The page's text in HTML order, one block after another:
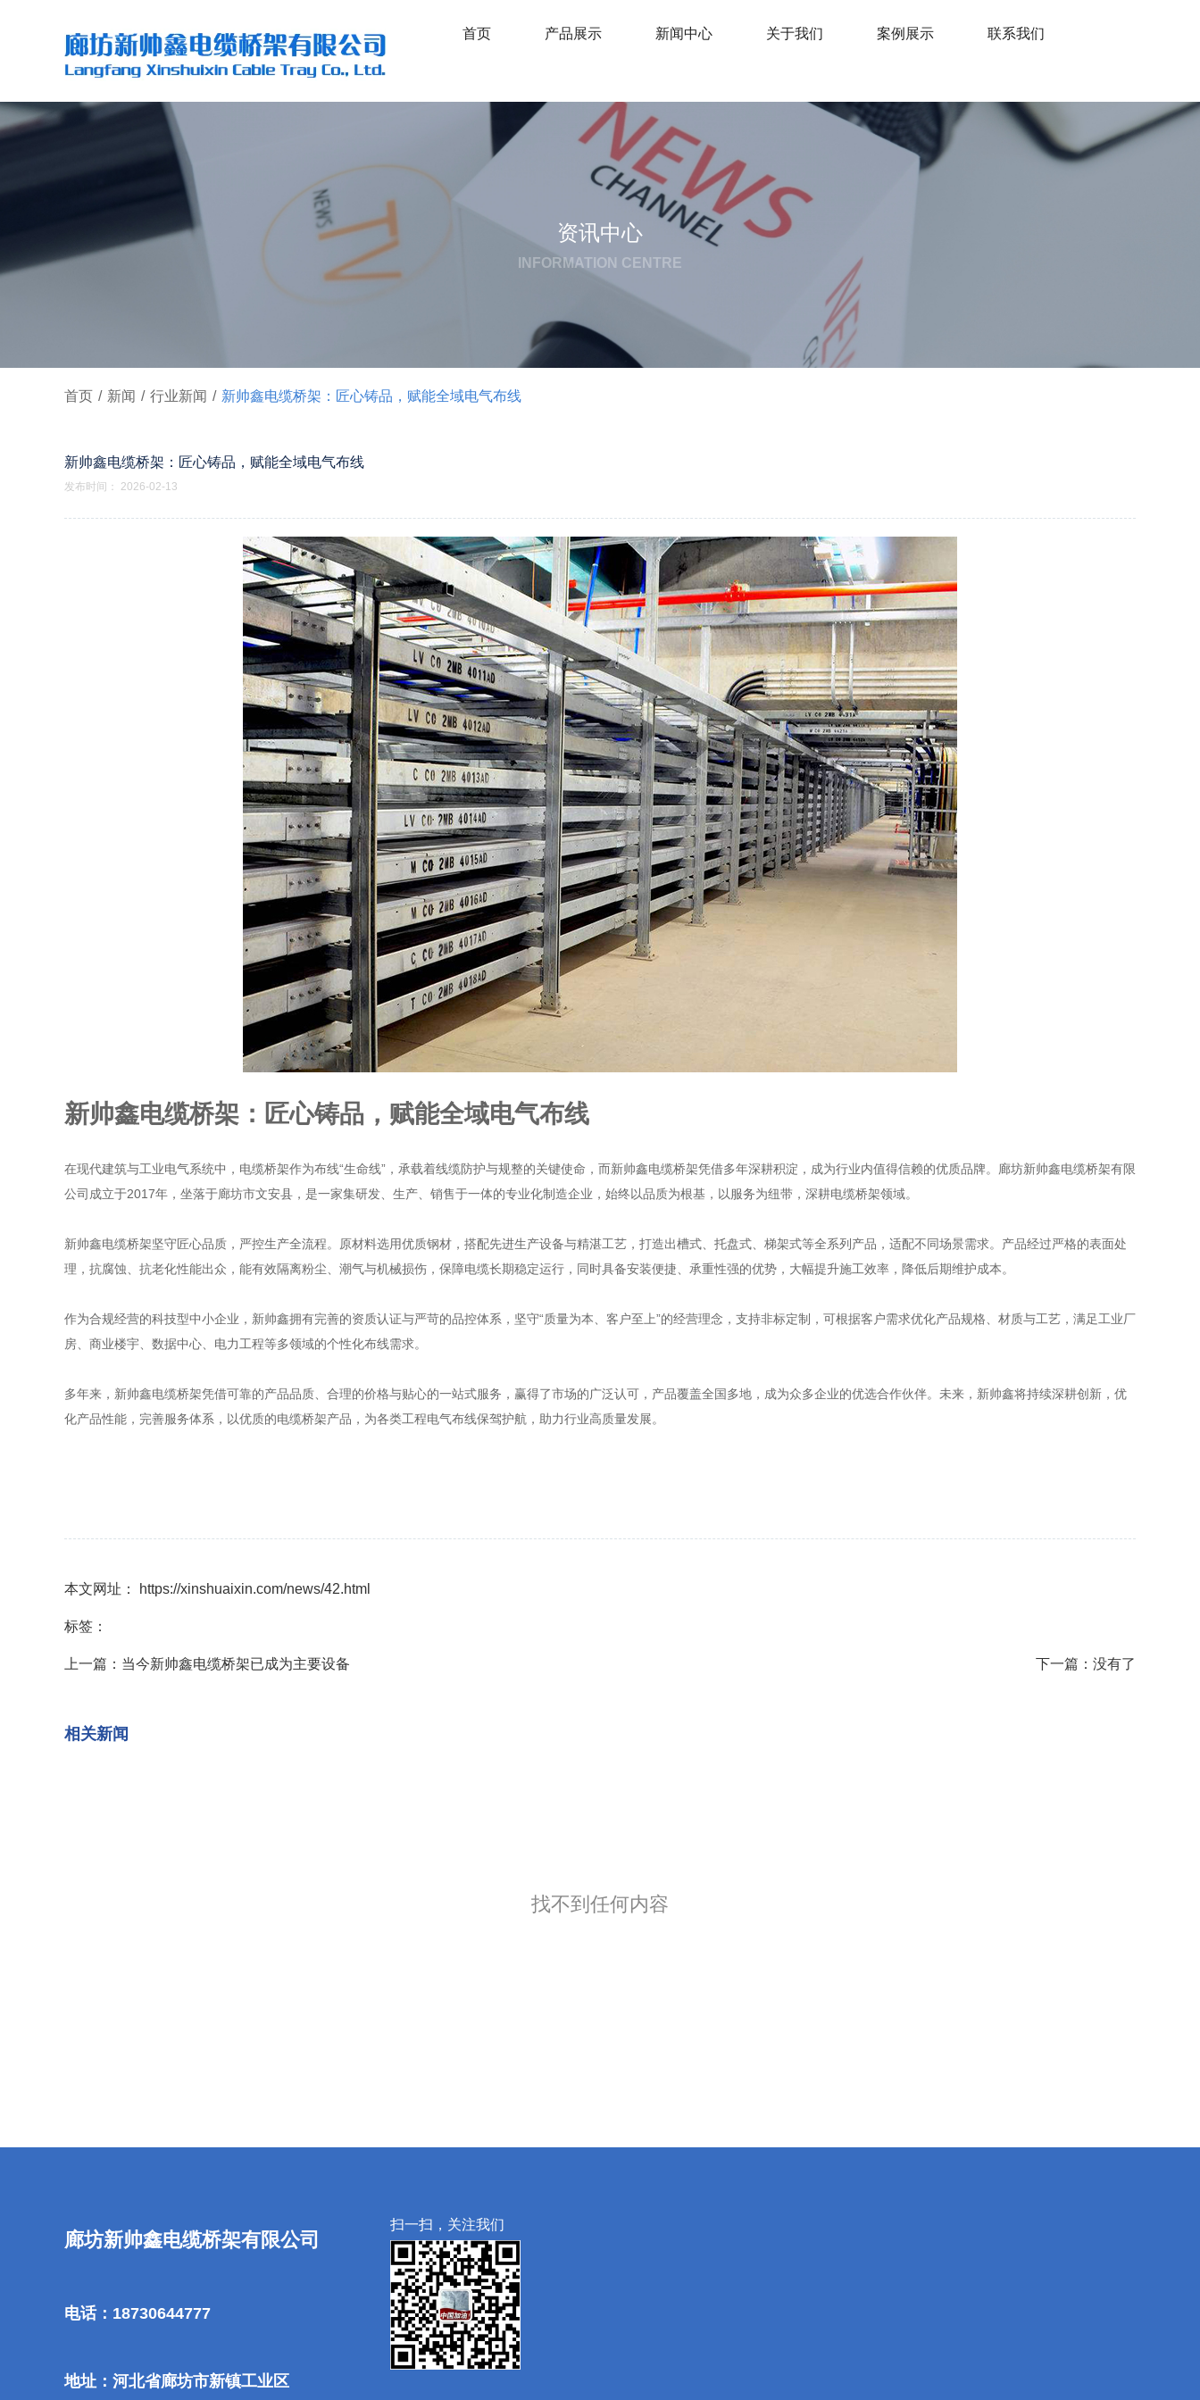
首页 产品展示 新闻中心 关于我们 案例展示 联系我们
资讯中心
INFORMATION CENTRE
首页 / 新闻 / 行业新闻 / 新帅鑫电缆桥架：匠心铸品，赋能全域电气布线
新帅鑫电缆桥架：匠心铸品，赋能全域电气布线
发布时间： 2026-02-13
新帅鑫电缆桥架：匠心铸品，赋能全域电气布线
在现代建筑与工业电气系统中，电缆桥架作为布线“生命线”，承载着线缆防护与规整的关键使命，而新帅鑫电缆桥架凭借多年深耕积淀，成为行业内值得信赖的优质品牌。廊坊新帅鑫电缆桥架有限
公司成立于2017年，坐落于廊坊市文安县，是一家集研发、生产、销售于一体的专业化制造企业，始终以品质为根基，以服务为纽带，深耕电缆桥架领域。
新帅鑫电缆桥架坚守匠心品质，严控生产全流程。原材料选用优质钢材，搭配先进生产设备与精湛工艺，打造出槽式、托盘式、梯架式等全系列产品，适配不同场景需求。产品经过严格的表面处
理，抗腐蚀、抗老化性能出众，能有效隔离粉尘、潮气与机械损伤，保障电缆长期稳定运行，同时具备安装便捷、承重性强的优势，大幅提升施工效率，降低后期维护成本。
作为合规经营的科技型中小企业，新帅鑫拥有完善的资质认证与严苛的品控体系，坚守“质量为本、客户至上”的经营理念，支持非标定制，可根据客户需求优化产品规格、材质与工艺，满足工业厂
房、商业楼宇、数据中心、电力工程等多领域的个性化布线需求。
多年来，新帅鑫电缆桥架凭借可靠的产品品质、合理的价格与贴心的一站式服务，赢得了市场的广泛认可，产品覆盖全国多地，成为众多企业的优选合作伙伴。未来，新帅鑫将持续深耕创新，优
化产品性能，完善服务体系，以优质的电缆桥架产品，为各类工程电气布线保驾护航，助力行业高质量发展。
本文网址： https://xinshuaixin.com/news/42.html
标签：
上一篇： 当今新帅鑫电缆桥架已成为主要设备 下一篇： 没有了
相关新闻
找不到任何内容
廊坊新帅鑫电缆桥架有限公司
电话：18730644777
地址：河北省廊坊市新镇工业区
扫一扫，关注我们